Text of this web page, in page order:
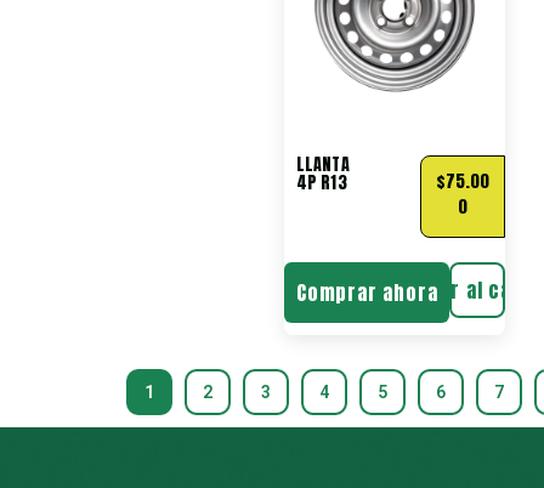
LLANTA
4P R13 $75.00
0
Comprar ahoraAñadir al
1 2 3 4 5 6 7